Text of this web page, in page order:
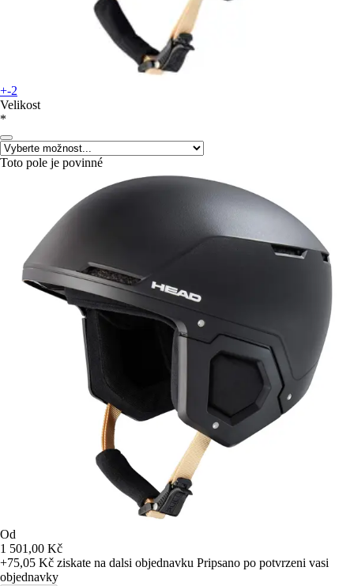
+-2
Velikost
*
Toto pole je povinné
Od
1 501,00 Kč
+75,05 Kč ziskate na dalsi objednavku Pripsano po potvrzeni vasi
objednavky